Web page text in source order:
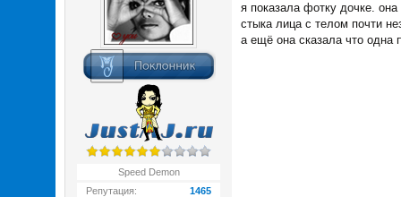
Speed Demon
Репутация:
1465
я показала фотку дочке.
стыка лица с телом почти
а ещё она сказала что одна